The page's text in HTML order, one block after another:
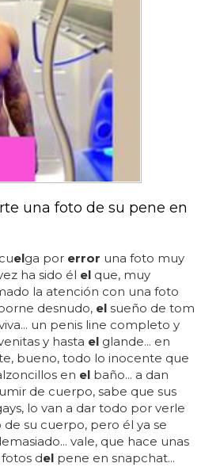
una foto de su pene en
elga por error una foto muy
ha sido él el que, muy
la atención con una foto
desnudo, el sueño de tom
un penis line completo y
y hasta el glande... en
bueno, todo lo inocente que
en el baño... a dan
de cuerpo, sabe que sus
lo van a dar todo por verle
su cuerpo, pero él ya se
vale, que hace unas
del pene en snapchat...